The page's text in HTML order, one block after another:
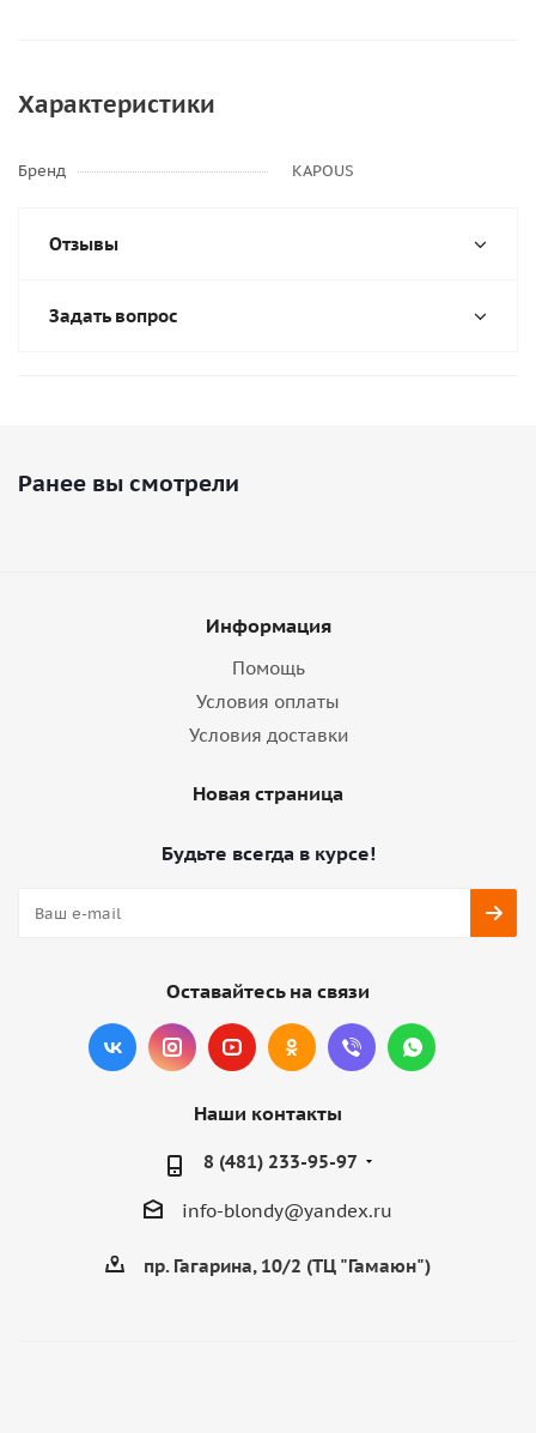
Характеристики
Бренд KAPOUS
Отзывы
Задать вопрос
Ранее вы смотрели
Информация
Помощь
Условия оплаты
Условия доставки
Новая страница
Будьте всегда в курсе!
Оставайтесь на связи
Наши контакты
8 (481) 233-95-97
info-blondy@yandex.ru
пр. Гагарина, 10/2 (ТЦ "Гамаюн")